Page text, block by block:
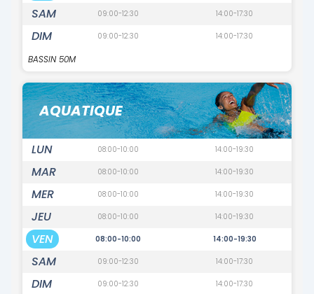
SAM 09:00-12:30 14:00-17:30
DIM 09:00-12:30 14:00-17:30
BASSIN 50M
AQUATIQUE
LUN 08:00-10:00 14:00-19:30
MAR 08:00-10:00 14:00-19:30
MER 08:00-10:00 14:00-19:30
JEU 08:00-10:00 14:00-19:30
VEN 08:00-10:00 14:00-19:30
SAM 09:00-12:30 14:00-17:30
DIM 09:00-12:30 14:00-17:30